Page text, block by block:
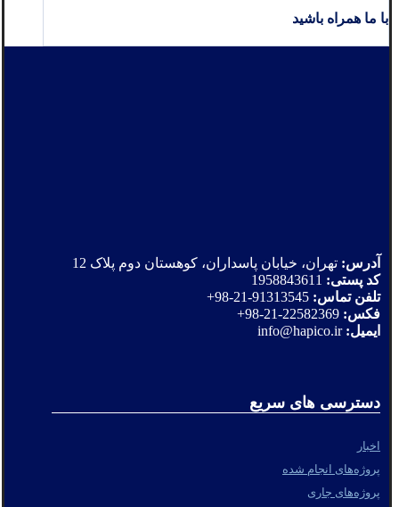
با ما همراه باشید
آدرس: تهران، خیابان پاسداران، کوهستان دوم پلاک 12
کد پستی:
تلفن تماس:
فکس:
ایمیل: info@hapico.ir
دسترسی های سریع
اخبار
پروژه‌های انجام شده
پروژه‌های جاری